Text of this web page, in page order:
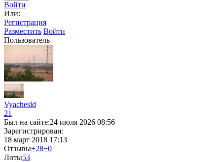
Войти
Или:
Регистрация
Разместить Войти
Пользователь
Vyachesld
21
Был на сайте:24 июля 2026 08:56
Зарегистрирован:
18 март 2018 17:13
Отзывы+28−0
Лоты53